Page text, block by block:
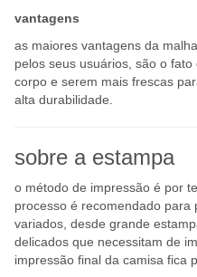
vantagens
as maiores vantagens da
pelos seus usuários, são o
corpo e serem mais frescas
alta durabilidade.
sobre a estampa
o método de impressão é por
processo é recomendado para
variados, desde grande
delicados que necessitam de
impressão final da camisa fica